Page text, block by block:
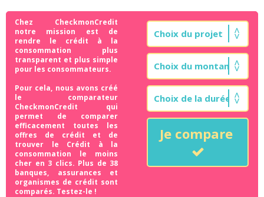
Chez CheckmonCredit
notre mission est de
rendre le crédit à la
consommation plus
transparent et plus simple
pour les consommateurs.
Pour cela, nous avons créé
le comparateur
CheckmonCredit qui
permet de comparer
efficacement toutes les
offres de crédit et de
trouver le Crédit à la
consommation le moins
cher en 3 clics. Plus de 38
banques, assurances et
organismes de crédit sont
comparés. Testez-le !
Je compare